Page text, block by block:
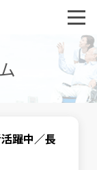
躍中／長